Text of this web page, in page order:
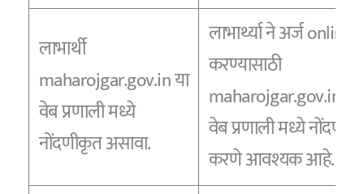
लाभार्थी
maharojgar.gov.in या
वेब प्रणाली मध्ये
नोंदणीकृत असावा.
लाभार्थ्या ने अर्ज online
करण्यासाठी
maharojgar.gov.in या
वेब प्रणाली मध्ये नोंदणी
करणे आवश्यक आहे.